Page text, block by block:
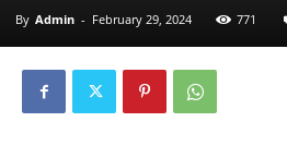
By Admin - February 29, 2024 771